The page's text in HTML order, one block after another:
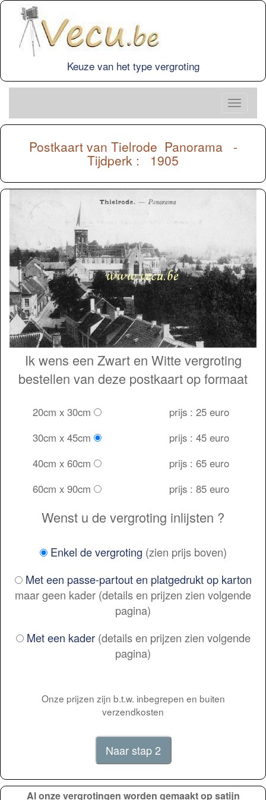
Keuze van het type vergroting
Postkaart van Tielrode Panorama -
Tijdperk : 1905
Ik wens een Zwart en Witte vergroting
bestellen van deze postkaart op formaat
20cm x 30cm
prijs : 25 euro
30cm x 45cm
prijs : 45 euro
40cm x 60cm
prijs : 65 euro
60cm x 90cm
prijs : 85 euro
Wenst u de vergroting inlijsten ?
Enkel de vergroting (zien prijs boven)
Met een passe-partout en platgedrukt op karton
maar geen kader (details en prijzen zien volgende
pagina)
Met een kader(details en prijzen zien volgende
pagina)
Onze prijzen zijn b.t.w. inbegrepen en buiten
verzendkosten
Al onze vergrotingen worden gemaakt op satijn